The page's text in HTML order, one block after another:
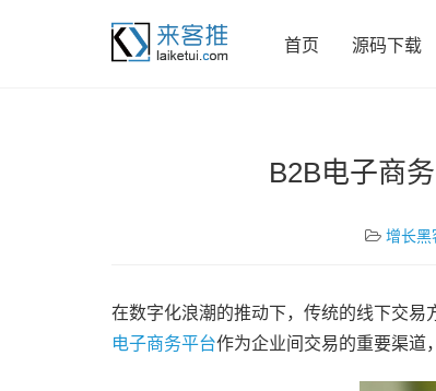
首页 源码下载
B2B电子商
增长黑
在数字化浪潮的推动下，传统的线下交易
电子商务平台作为企业间交易的重要渠道